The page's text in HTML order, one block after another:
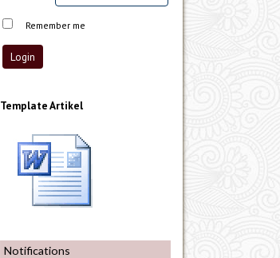
Remember me
Template Artikel
Notifications